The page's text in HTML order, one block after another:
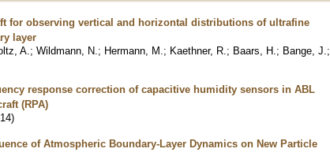
for observing vertical and horizontal distributions of ultrafine
layer
A. ; Wildmann, N. ; Hermann, M. ; Kaethner, R. ; Baars, H. ; Bange, J. ;
response correction of capacitive humidity sensors in ABL
(RPA)
)
of Atmospheric Boundary-Layer Dynamics on New Particle